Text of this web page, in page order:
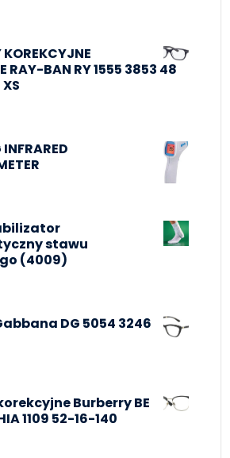
KOREKCYJNE
RAY-BAN RY 1555 3853 48
stawu
(4009)
DG 5054 3246
Burberry BE
1109 52-16-140